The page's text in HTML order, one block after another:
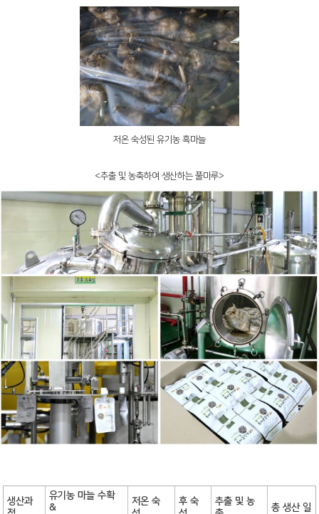
저온 숙성된 유기농 흑마늘
<추출 및 농축하여 생산하는 풀마루>
생산과
유기농 마늘 수확
&
저온 숙
후 숙
추출 및 농
총 생산 일